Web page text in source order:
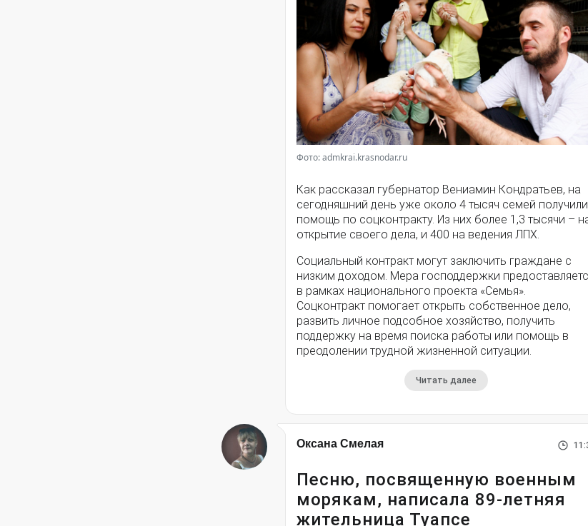
Фото: admkrai.krasnodar.ru
Как рассказал губернатор Вениамин Кондратьев, на
сегодняшний день уже около 4 тысяч семей получили
помощь по соцконтракту. Из них более 1,3 тысячи –
открытие своего дела, и 400 на ведения ЛПХ.
Социальный контракт могут заключить граждане с
низким доходом. Мера господдержки
в рамках национального проекта «Семья».
Соцконтракт помогает открыть собственное дело,
развить личное подсобное хозяйство, получить
поддержку на время поиска работы или помощь в
преодолении трудной жизненной ситуации.
Читать далее
Оксана Смелая
Песню, посвященную военным
морякам, написала 89-летняя
жительница Туапсе